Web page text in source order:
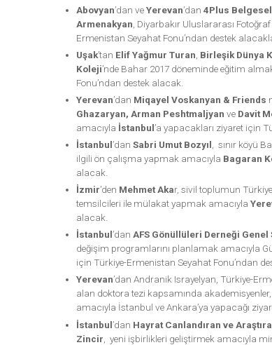
Abovyan’dan veYerevan’dan 4Plus
Armenakyan , Diyarbakır Uluslararası
Ermenistan Seyahat Fonu’ndan destek
Uşak’tan Elif Yağmur Turan, Birleşik Dünya
Koleji’nde Bahar 2017 döneminde eğitim
Fonu’ndan destek alacak.
Yerevan’dan Miqayel Voskanyan & Friends
Ghazaryan, Arman Peshtmaljyan ve Davit
amacıyla İstanbul’a yapacakları ziyaret için
İstanbul’dan Sabri Umut Bozyıl, sınır köyü
ilgili ön çalışma yapmak amacıyla Bagaran
alacak.
İzmir’den Mehmet Akar, sivil toplumun
temsilcileri ile mülakat yapmak amacıyla
alacak.
İstanbul’dan AFS Gönüllüleri Derneği
değişim programlarını planlamak amacıyla
için Türkiye-Ermenistan Seyahat Fonu’ndan
Yerevan’dan Andranik Israyelyan, Türkiye-
alan doktora tezi kapsamında
amacıyla İstanbul ve Ankara’ya yapacağı
İstanbul’dan Hayrat Canlandıran ve
Zincir , yeni işbirlikleri geliştirmek amacıyla